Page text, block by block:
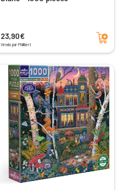
23,90€
Vendu par Philibert
Ajouter au panier